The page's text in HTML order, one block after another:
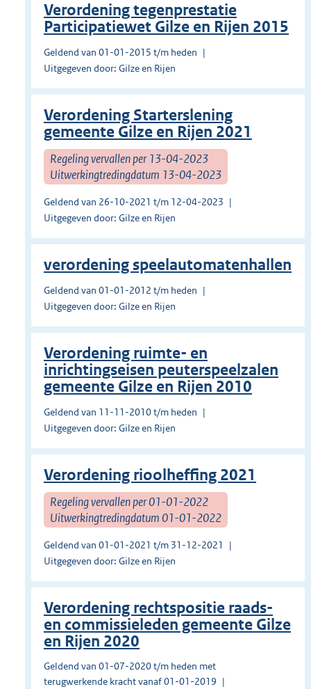
Verordening tegenprestatie
Participatiewet Gilze en Rijen 2015
Geldend van 01-01-2015 t/m heden
Uitgegeven door: Gilze en Rijen
Verordening Starterslening
gemeente Gilze en Rijen 2021
Regeling vervallen per 13-04-2023
Uitwerkingtredingdatum 13-04-2023
Geldend van 26-10-2021 t/m 12-04-2023
Uitgegeven door: Gilze en Rijen
verordening speelautomatenhallen
Geldend van 01-01-2012 t/m heden
Uitgegeven door: Gilze en Rijen
Verordening ruimte- en
inrichtingseisen peuterspeelzalen
gemeente Gilze en Rijen 2010
Geldend van 11-11-2010 t/m heden
Uitgegeven door: Gilze en Rijen
Verordening rioolheffing 2021
Regeling vervallen per 01-01-2022
Uitwerkingtredingdatum 01-01-2022
Geldend van 01-01-2021 t/m 31-12-2021
Uitgegeven door: Gilze en Rijen
Verordening rechtspositie raads-
en commissieleden gemeente Gilze
en Rijen 2020
Geldend van 01-07-2020 t/m heden met
terugwerkende kracht vanaf 01-01-2019